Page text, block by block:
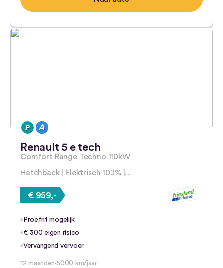
Renault 5 e tech
Comfort Range Techno 110kW
Hatchback | Elektrisch 100% |…
€ 959,-
Proefrit mogelijk
€ 300 eigen risico
Vervangend vervoer
12 maanden 5000 km/jaar